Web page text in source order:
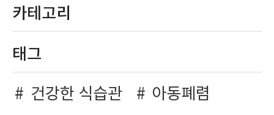
카테고리
태그
건강한 식습관
아동폐렴